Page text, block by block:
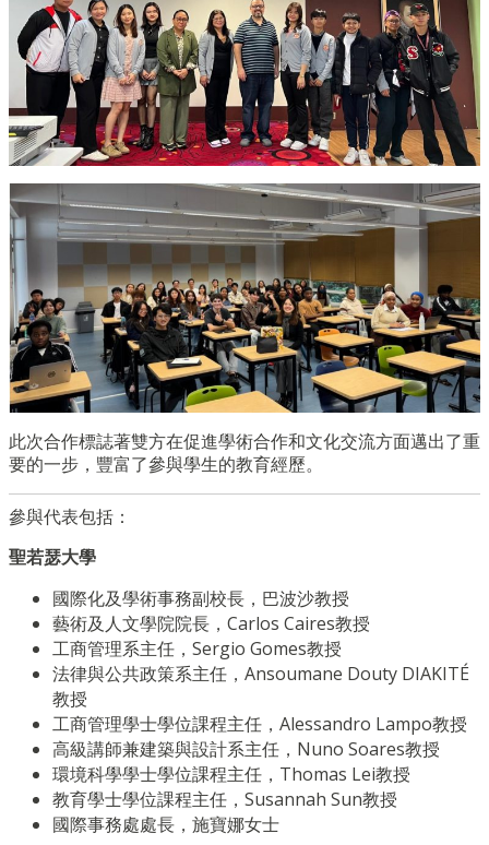
此次合作標誌著雙方在促進學術合作和文化交流方面邁出了重
要的一步，豐富了參與學生的教育經歷。
參與代表包括：
聖若瑟大學
國際化及學術事務副校長，巴波沙教授
藝術及人文學院院長，Carlos Caires教授
工商管理系主任，Sergio Gomes教授
法律與公共政策系主任，Ansoumane Douty DIAKITÉ
教授
工商管理學士學位課程主任，Alessandro Lampo教授
高級講師兼建築與設計系主任，Nuno Soares教授
環境科學學士學位課程主任，Thomas Lei教授
教育學士學位課程主任，Susannah Sun教授
國際事務處處長，施寶娜女士